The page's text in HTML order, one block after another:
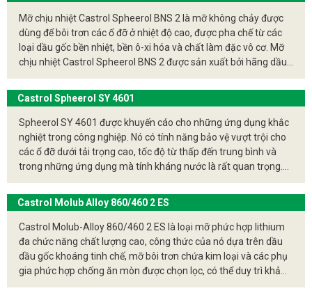
Cách lựa chọn mỡ chịu nhiệt
Nhiệt độ hoạt động: Chọn mỡ có khả năng hoạt
động ở nhiệt độ cao nhất mà thiết bị sẽ phải chịu.
Tương thích với vật liệu
Độ nhớt phù hợp: Chọn mỡ có độ nhớt phù hợp với
tốc độ và tải trọng của thiết bị.
Khả năng chống nước và hóa chất : Đối với các
Sử dụng mỡ chịu nhiệt đúng cách và chọn loại phù hợp
với ứng dụng cụ thể là rất quan trọng để đảm bảo hiệu
suất và độ bền của thiết bị trong các ngành công nghiệp.
Mỡ chịu nhiệt Castrol Spheerol BNS 2 là mỡ không chảy được
dùng để bôi trơn các ổ đỡ ở nhiệt độ cao, được pha chế từ các
loại dầu gốc bền nhiệt, bền ô-xi hóa và chất làm đặc vô cơ. Mỡ
chịu nhiệt Castrol Spheerol BNS 2 được sản xuất bởi hãng dầu
mỡ nhờn Castrol nhà sản xuất mỡ chịu nhiệt hàng đầu thế giới.
Castrol Spheerol SY 4601
Spheerol SY 4601 được khuyến cáo cho những ứng dụng khắc
nghiệt trong công nghiệp. Nó có tính năng bảo vệ vượt trội cho
các ổ đỡ dưới tải trọng cao, tốc độ từ thấp đến trung bình và
trong những ứng dụng mà tính kháng nước là rất quan trọng.
Spheerol SY 4601 được khuyến nghị dung trong các nhà máy
thép và nhà máy giấy. Phạm vi nhiệt độ làm việc từ -40oC đến
180oC.
Castrol Molub Alloy 860/460 2 ES
Castrol Molub-Alloy 860/460 2 ES là loại mỡ phức hợp lithium
đa chức năng chất lượng cao, công thức của nó dựa trên dầu
dầu gốc khoáng tinh chế, mỡ bôi trơn chứa kim loại và các phụ
gia phức hợp chống ăn mòn được chọn lọc, có thể duy trì khả
năng rất tốt trong điều kiện có nước, sức cản. Dòng mỡ cho các